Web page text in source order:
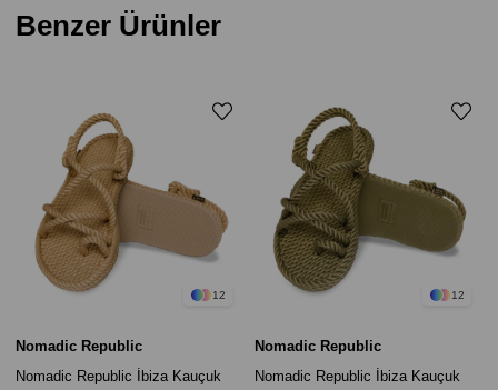
Benzer Ürünler
12
Nomadic Republic
Nomadic Republic İbiza Kauçuk
12
Nomadic Republic
Nomadic Republic İbiza Kauçuk